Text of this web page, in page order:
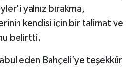
yalnız bırakma,
kendisi için bir talimat ve
belirtti.
eden Bahçeli’ye teşekkür